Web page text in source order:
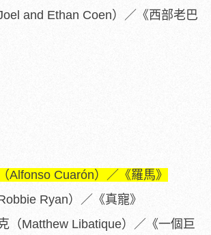
and Ethan Coen）／《西部老巴
Alfonso Cuarón）／《羅馬》
Ryan）／《真寵》
（Matthew Libatique）／《一個巨